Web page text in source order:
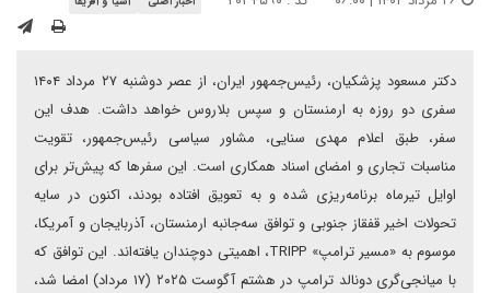
دکتر مسعود پزشکیان، رئیس‌جمهور ایران، از عصر دوشنبه ۲۷ مرداد ۱۴۰۴
سفری دو روزه به ارمنستان و سپس بلاروس خواهد داشت. هدف این
سفر، طبق اعلام مهدی سنایی، مشاور سیاسی رئیس‌جمهور، تقویت
مناسبات تجاری و امضای اسناد همکاری است. این سفرها که پیش‌تر برای
اوایل تیرماه برنامه‌ریزی شده و به تعویق افتاده بودند، اکنون در سایه
تحولات اخیر قفقاز جنوبی و توافق سه‌جانبه ارمنستان، آذربایجان و آمریکا،
موسوم به «مسیر ترامپ» TRIPP، اهمیتی دوچندان یافته‌اند. این توافق که
با میانجی‌گری دونالد ترامپ در هشتم آگوست ۲۰۲۵ (۱۷ مرداد) امضا شد،